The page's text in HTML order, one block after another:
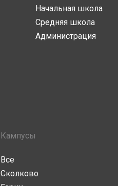
Начальная школа
Средняя школа
Администрация
Кампусы
Все
Сколково